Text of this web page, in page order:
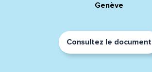
Genève
Consultez le document